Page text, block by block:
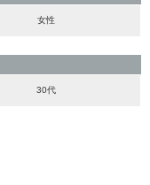
女性
30代